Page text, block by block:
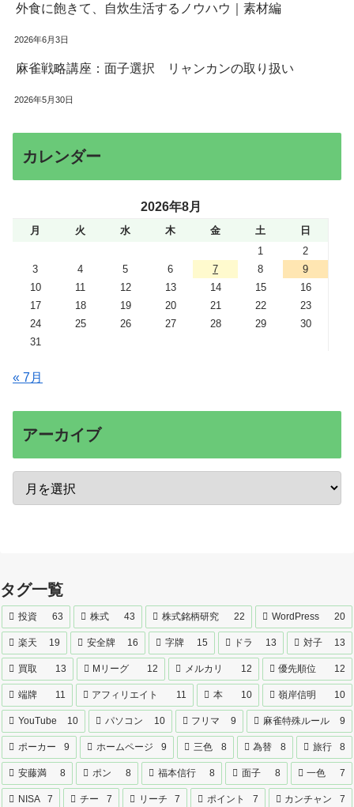
外食に飽きて、自炊生活するノウハウ｜素材編
2026年6月3日
麻雀戦略講座：面子選択 リャンカンの取り扱い
2026年5月30日
カレンダー
2026年8月
月 火 水 木 金 土
日
1
2
3
4 5 6 7 8
9
10
11 12 13 14 15
16
17
18 19 20 21 22
23
24
25 26 27 28 29
30
31
« 7月
アーカイブ
タグ一覧
投資 63 株式 43 株式銘柄研究 22 WordPress 20
楽天 19 安全牌 16 字牌 15 ドラ 13 対子 13
買取 13 Mリーグ 12 メルカリ 12 優先順位 12
端牌 11 アフィリエイト 11 本 10 嶺岸信明 10
YouTube 10 パソコン 10 フリマ 9 麻雀特殊ルール 9
ポーカー 9 ホームページ 9 三色 8 為替 8 旅行 8
安藤満 8 ポン 8 福本信行 8 面子 8 一色 7
NISA 7 チー 7 リーチ 7 ポイント 7 カンチャン 7